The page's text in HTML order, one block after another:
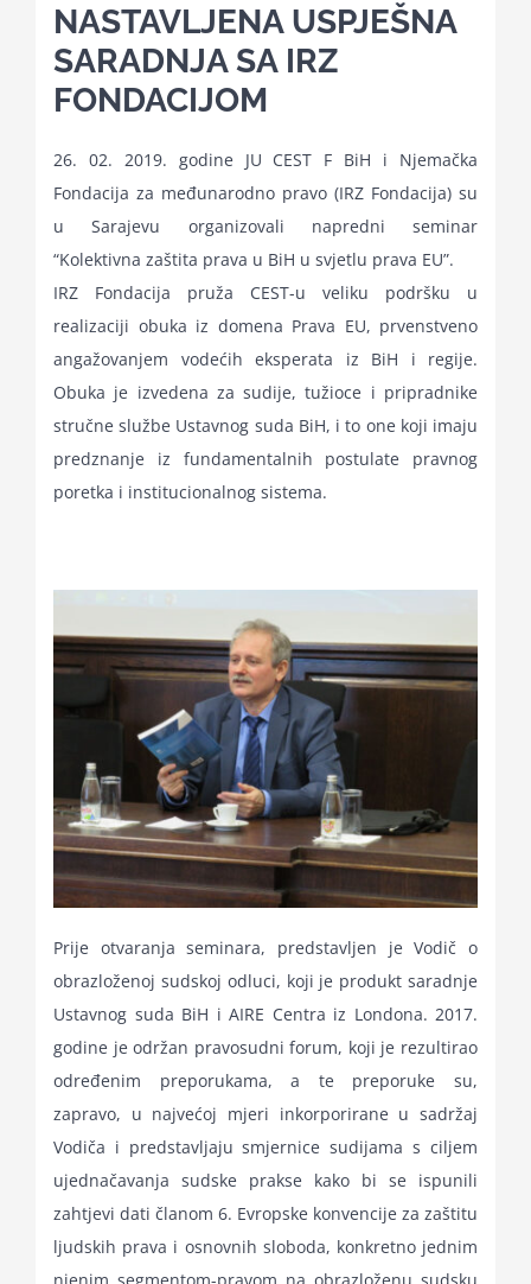
Novosti
Kontakt
NASTAVLJENA USPJEŠNA
SARADNJA SA IRZ
FONDACIJOM
26. 02. 2019. godine JU CEST F BiH i Njemačka
Fondacija za međunarodno pravo (IRZ Fondacija) su
u Sarajevu organizovali napredni seminar
“Kolektivna zaštita prava u BiH u svjetlu prava EU”.
IRZ Fondacija pruža CEST-u veliku podršku u
realizaciji obuka iz domena Prava EU, prvenstveno
angažovanjem vodećih eksperata iz BiH i regije.
Obuka je izvedena za sudije, tužioce i pripradnike
stručne službe Ustavnog suda BiH, i to one koji imaju
predznanje iz fundamentalnih postulate pravnog
poretka i institucionalnog sistema.
Prije otvaranja seminara, predstavljen je Vodič o
obrazloženoj sudskoj odluci, koji je produkt saradnje
Ustavnog suda BiH i AIRE Centra iz Londona. 2017.
godine je održan pravosudni forum, koji je rezultirao
određenim preporukama, a te preporuke su,
zapravo, u najvećoj mjeri inkorporirane u sadržaj
Vodiča i predstavljaju smjernice sudijama s ciljem
ujednačavanja sudske prakse kako bi se ispunili
zahtjevi dati članom 6. Evropske konvencije za zaštitu
ljudskih prava i osnovnih sloboda, konkretno jednim